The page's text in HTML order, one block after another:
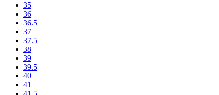
35
36
36.5
37
37.5
38
39
39.5
40
41
41.5